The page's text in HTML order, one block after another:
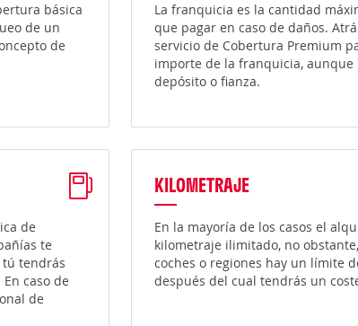
básica
de un
de
La franquicia es la cantidad
que pagar en caso de daños.
servicio de Cobertura Premium
importe de la franquicia, aunque
depósito o fianza.
de
te
tendrás
caso de
de
KILOMETRAJE
En la mayoría de los casos el
kilometraje ilimitado, no
coches o regiones hay un límite
después del cual tendrás un